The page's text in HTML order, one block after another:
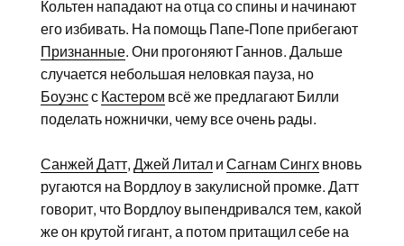
Кольтен нападают на отца со спины и начинают
его избивать. На помощь Папе-Попе прибегают
Признанные. Они прогоняют Ганнов. Дальше
случается небольшая неловкая пауза, но
Боуэнсс Кастером всё же предлагают Билли
поделать ножнички, чему все очень рады.
Санжей Датт, Джей Литали Сагнам Сингхвновь
ругаются на Вордлоу в закулисной промке. Датт
говорит, что Вордлоу выпендривался тем, какой
же он крутой гигант, а потом притащил себе на